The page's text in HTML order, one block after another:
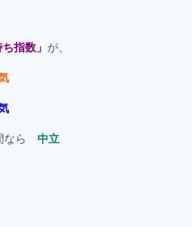
指数」 が、
なら 中立